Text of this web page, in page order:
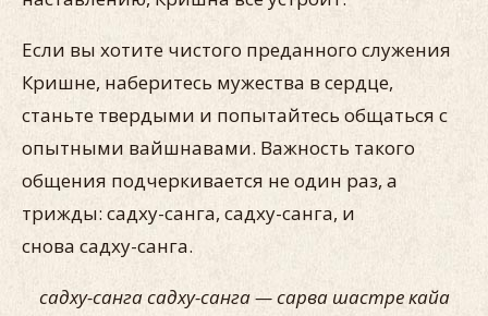
Если вы хотите чистого преданного служения
Кришне, на­беритесь мужества в сердце,
станьте твердыми и попытайтесь общаться с
опытными вайшнавами. Важность такого
общения подчеркивается не один раз, а
трижды: садху-санга, садху-санга, и
снова садху-санга.
садху-санга садху-санга — сарва шастре кайа